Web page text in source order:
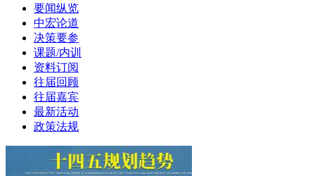
要闻纵览
中宏论道
决策要参
课题/内训
资料订阅
往届回顾
往届嘉宾
最新活动
政策法规